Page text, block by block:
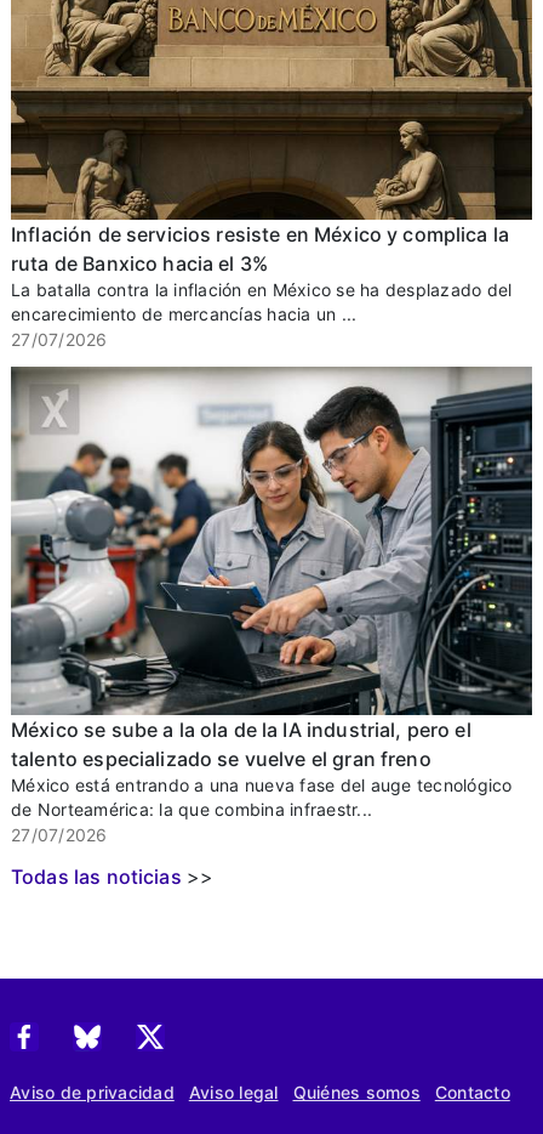
Inflación de servicios resiste en México y complica la
ruta de Banxico hacia el 3%
La batalla contra la inflación en México se ha desplazado del
encarecimiento de mercancías hacia un ...
27/07/2026
México se sube a la ola de la IA industrial, pero el
talento especializado se vuelve el gran freno
México está entrando a una nueva fase del auge tecnológico
de Norteamérica: la que combina infraestr...
27/07/2026
Todas las noticias >>
Aviso de privacidad Aviso legal Quiénes somos Contacto